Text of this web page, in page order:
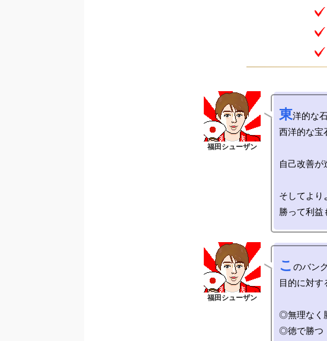
東洋的な
西洋的な宝
自己改善が
そしてより
こ のバン
目的に対す
◎無理なく
◎徳で勝つ